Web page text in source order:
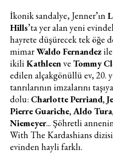
İkonik sandalye, Jenner’ın
Hills’ta yer alan yeni
hayrete düşürecek tek öğe
mimarWaldo Fernandez
ikiliKathleenve Tommy
edilen alçakgönüllü ev, 20.
tanrılarının imzalarını
dolu: Charlotte Perriand,
Pierre Guariche, Aldo
Niemeyer... Şöhretli
With The Kardashians
evinden hayli farklı.